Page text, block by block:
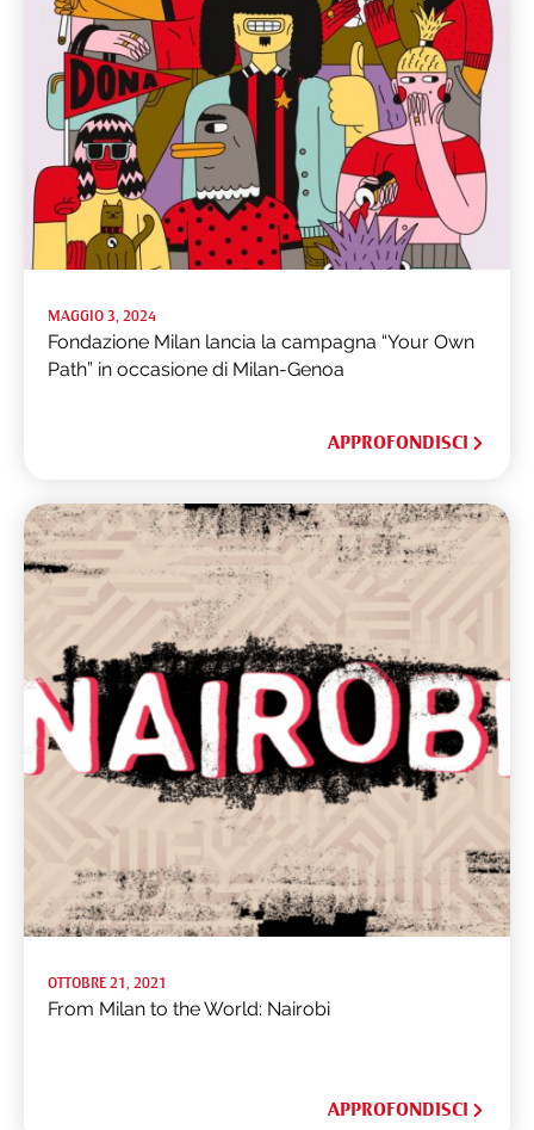
MAGGIO 3, 2024
Fondazione Milan lancia la campagna “Your Own
Path” in occasione di Milan-Genoa
APPROFONDISCI
OTTOBRE 21, 2021
From Milan to the World: Nairobi
APPROFONDISCI